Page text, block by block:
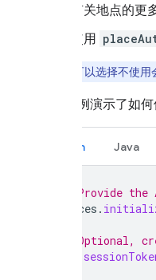
有关地点的更
使用
您可以选择不使用
以下示例演示了如
Kotlin Java
// Provide the
Places .
// Optional,